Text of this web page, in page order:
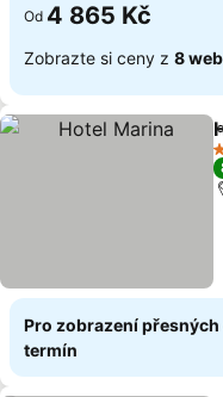
Od 4 865 Kč
Zobrazte si ceny z 8
Pro zobrazení
termín